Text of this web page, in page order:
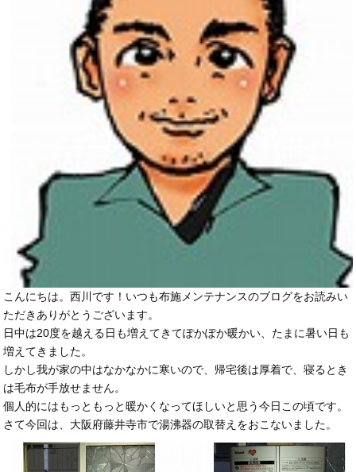
こんにちは。西川です！いつも布施メンテナンスのブログをお読みい
ただきありがとうございます。
日中は20度を越える日も増えてきてぽかぽか暖かい、たまに暑い日も
増えてきました。
しかし我が家の中はなかなかに寒いので、帰宅後は厚着で、寝るとき
は毛布が手放せません。
個人的にはもっともっと暖かくなってほしいと思う今日この頃です。
さて今回は、大阪府藤井寺市で湯沸器の取替えをおこないました。